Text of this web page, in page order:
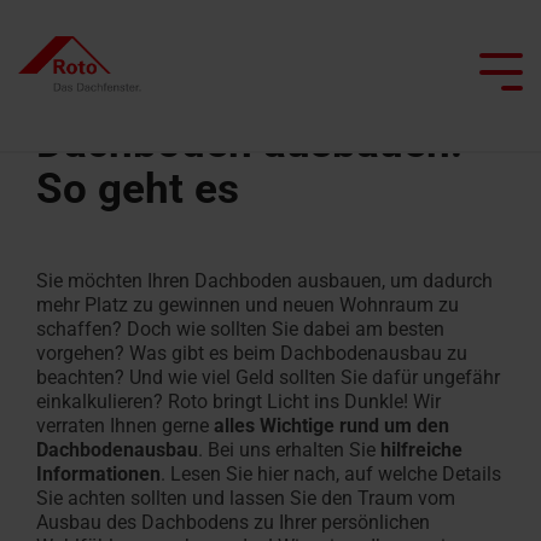
the
Projekt realisieren
Renovieren mit Roto
Lassen Sie sich inspirieren
Handwerker finden
Pflege und Wartung
Tageslichtberater
Ansprechpartner
für Profis
Klapp-
Schwingfenster
Schwingfenster
Flachdachfenster
Dachfenster
finden
Dachfenster
mit
Heizfunktion
Dachausstiegsfenster
Rauchabzugsfenster
Wohn-
Bodentreppen
Scherentreppen
Dachtreppen
mit
Feuerwiderstand
Dachtreppen
Flachdachausstiege
Flachdachausstiege
mit
Feuerwiderstand
Ersatzteilservice
FAQ
Kontakt
Serviceanfrage
erfassen
Architekten & Bauwirtschaft
Händler
Campus Seminare
Ansprechpartner
für Profis
Dachboden ausbauen:
So geht es
Sie möchten Ihren Dachboden ausbauen, um dadurch
mehr Platz zu gewinnen und neuen Wohnraum zu
schaffen? Doch wie sollten Sie dabei am besten
vorgehen? Was gibt es beim Dachbodenausbau zu
beachten? Und wie viel Geld sollten Sie dafür ungefähr
einkalkulieren? Roto bringt Licht ins Dunkle! Wir
verraten Ihnen gerne alles Wichtige rund um den
Dachbodenausbau. Bei uns erhalten Sie hilfreiche
Informationen. Lesen Sie hier nach, auf welche Details
Sie achten sollten und lassen Sie den Traum vom
Ausbau des Dachbodens zu Ihrer persönlichen